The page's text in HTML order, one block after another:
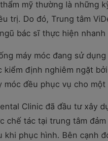
mỹ thường là những
trị. Do đó, Trung tâm
bác sĩ thực hiện
máy móc đang sử
kiểm định nghiêm ngặt
móc đều phục vụ cho
Clinic đã đầu tư xây
chế tác tại trung tâm
khi phục hình. Bên cạnh